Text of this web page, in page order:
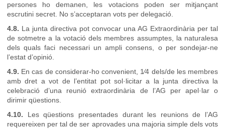
persones ho demanen, les votacions poden ser mitjançant
escrutini secret. No s’acceptaran vots per delegació.
4.8. La junta directiva pot convocar una AG Extraordinària per tal
de sotmetre a la votació dels membres assumptes, la naturalesa
dels quals faci necessari un ampli consens, o per sondejar-ne
l’estat d’opinió.
4.9. En cas de considerar-ho convenient, 1⁄4 dels/de les membres
amb dret a vot de l’entitat pot sol·licitar a la junta directiva la
celebració d’una reunió extraordinària de l’AG per apel·lar o
dirimir qüestions.
4.10. Les qüestions presentades durant les reunions de l’AG
requereixen per tal de ser aprovades una majoria simple dels vots